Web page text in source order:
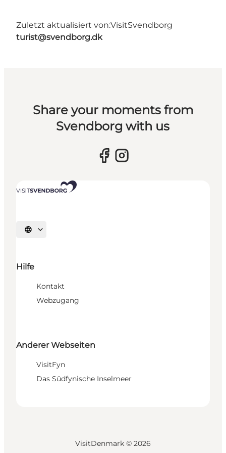
Zuletzt aktualisiert von:VisitSvendborg
turist@svendborg.dk
Share your moments from
Svendborg with us
Sprache auswählen
Hilfe
Kontakt
Webzugang
Anderer Webseiten
VisitFyn
Das Südfynische Inselmeer
VisitDenmark © 2026